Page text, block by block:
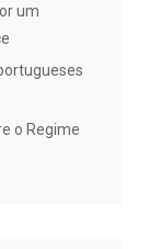
um
o Regime